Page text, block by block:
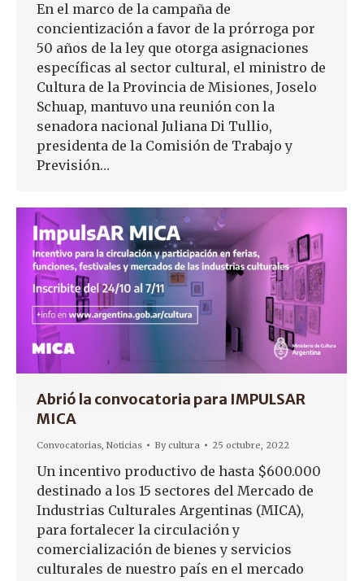
En el marco de la campaña de
concientización a favor de la prórroga por
50 años de la ley que otorga asignaciones
específicas al sector cultural, el ministro de
Cultura de la Provincia de Misiones, Joselo
Schuap, mantuvo una reunión con la
senadora nacional Juliana Di Tullio,
presidenta de la Comisión de Trabajo y
Previsión…
Abrió la convocatoria para IMPULSAR
MICA
Convocatorias Noticias Bycultura 25 octubre, 2022
Un incentivo productivo de hasta $600.000
destinado a los 15 sectores del Mercado de
Industrias Culturales Argentinas (MICA),
para fortalecer la circulación y
comercialización de bienes y servicios
culturales de nuestro país en el mercado